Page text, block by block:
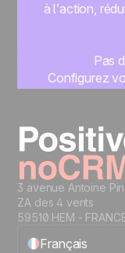
à l’action,
Pas
Configurez
3 avenue Antoine
ZA des 4 vents
59510 HEM -
Français